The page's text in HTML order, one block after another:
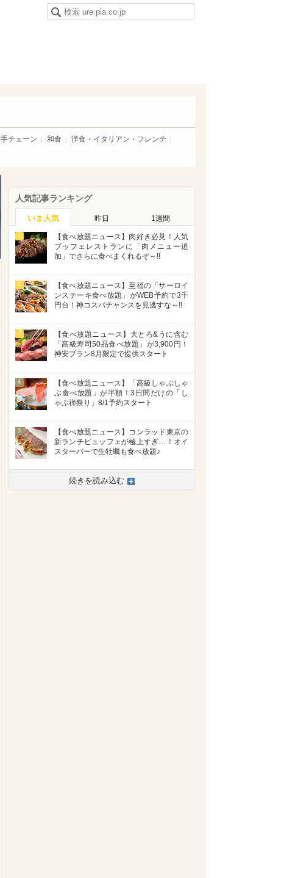
チェーン 和食
洋食・イタリアン・フレンチ
人気記事ランキング
いま人気 昨日 1週間
1
【食べ放題ニュース】肉好き必見！人気
ブッフェレストランに「肉メニュー追
加」でさらに食べまくれるぞ～!!
2
【食べ放題ニュース】至福の「サーロイ
ンステーキ食べ放題」がWEB予約で3千
円台！神コスパチャンスを見逃すな～!!
3
【食べ放題ニュース】大とろ&うに含む
「高級寿司50品食べ放題」が3,900円！
神安プラン8月限定で提供スタート
4
【食べ放題ニュース】「高級しゃぶしゃ
ぶ食べ放題」が半額！3日間だけの「し
ゃぶ禅祭り」8/1予約スタート
5
【食べ放題ニュース】コンラッド東京の
新ランチビュッフェが極上すぎ…！オイ
スターバーで生牡蠣も食べ放題♪
続きを読み込む